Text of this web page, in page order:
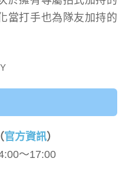
當打手也為隊友加持的
官方資訊）
～17:00